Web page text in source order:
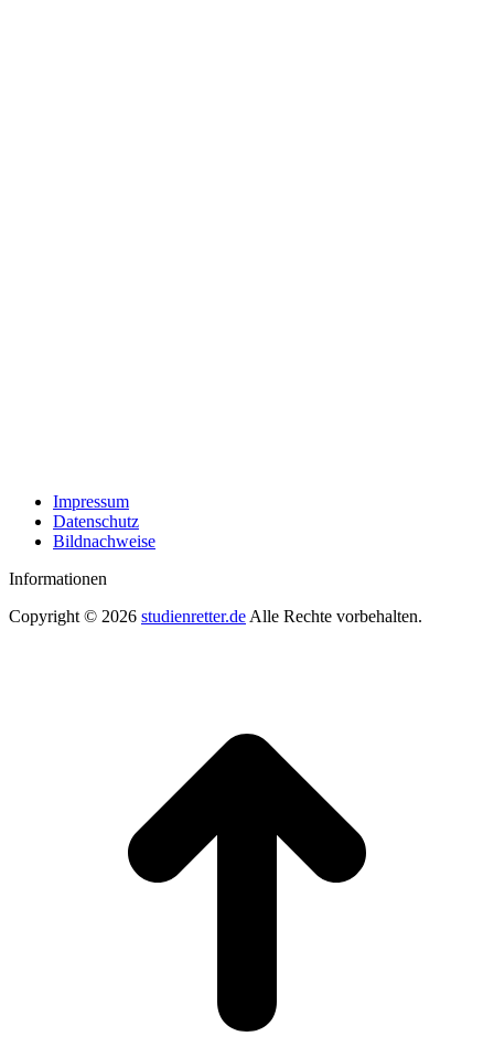
Impressum
Datenschutz
Bildnachweise
Informationen
Copyright © 2026 studienretter.de Alle Rechte vorbehalten.